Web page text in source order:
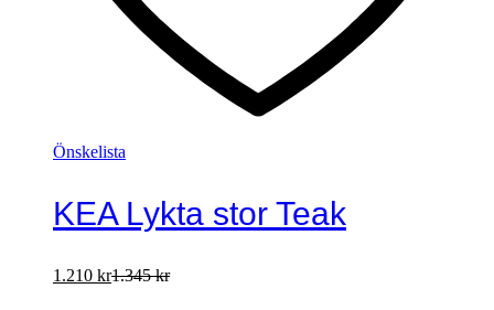
Önskelista
KEA Lykta stor Teak
1.210 kr1.345kr